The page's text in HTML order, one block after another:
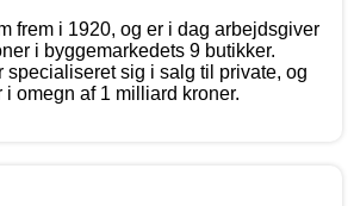
frem i 1920, og er i dag arbejdsgiver
i byggemarkedets 9 butikker.
specialiseret sig i salg til private, og
omegn af 1 milliard kroner.